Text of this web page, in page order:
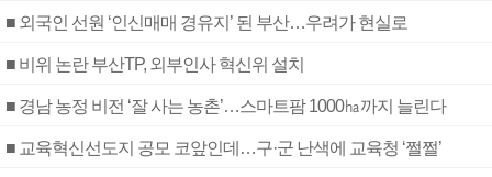
■ 외국인 선원 ‘인신매매 경유지’ 된 부산…우려가 현실로
■ 비위 논란 부산TP, 외부인사 혁신위 설치
■ 경남 농정 비전 ‘잘 사는 농촌’…스마트팜 1000㏊까지 늘린다
■ 교육혁신선도지 공모 코앞인데…구·군 난색에 교육청 ‘쩔쩔’